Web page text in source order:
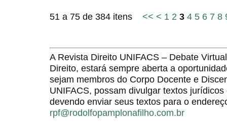
51 a 75 de 384 itens << < 1 2 3 4 5 6 7 8
A Revista Direito UNIFACS – Debate
Direito, estará sempre aberta a
sejam membros do Corpo Docente e
UNIFACS, possam divulgar textos
devendo enviar seus textos para o
rpf@rodolfopamplonafilho.com.br